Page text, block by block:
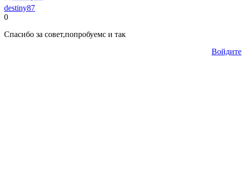
destiny87
0
Спасибо за совет,попробуемс и так
Войдите